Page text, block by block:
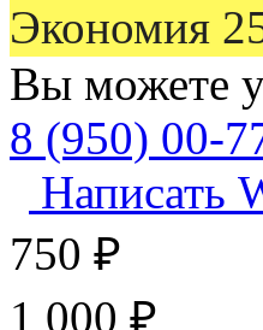
Экономия
Вы можете
8 (950) 00-
Написать
750 ₽
1 000 ₽